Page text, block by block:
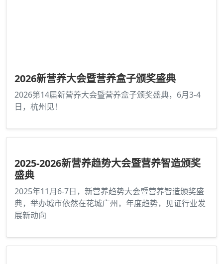
2026新营养大会暨营养盒子颁奖盛典
2026第14届新营养大会暨营养盒子颁奖盛典，6月3-4
日，杭州见！
2025-2026新营养趋势大会暨营养智造颁奖
盛典
2025年11月6-7日，新营养趋势大会暨营养智造颁奖盛
典，举办城市依然在花城广州，年度趋势，见证行业发
展新动向